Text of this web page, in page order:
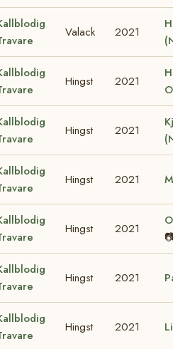
Valack 2021
Hingst 2021
Hingst 2021
Hingst 2021
Hingst 2021
Hingst 2021
Hingst 2021